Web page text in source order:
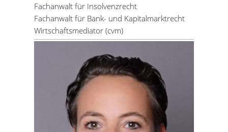
Fachanwalt für Insolvenzrecht
Fachanwalt für Bank- und Kapitalmarktrecht
Wirtschaftsmediator (cvm)